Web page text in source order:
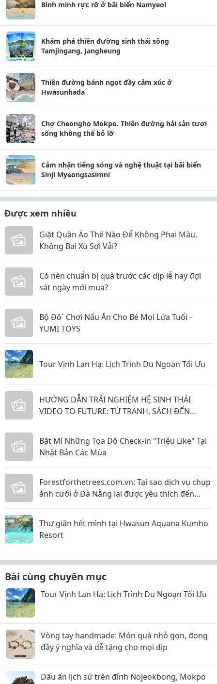
Bình minh rực rỡ ở bãi biển Namyeol
Khám phá thiên đường sinh thái sông
Tamjingang, Jangheung
Thiên đường bánh ngọt đầy cảm xúc ở
Hwasunhada
Chợ Cheongho Mokpo. Thiên đường hải sản tươi
sống không thể bỏ lỡ
Cảm nhận tiếng sóng và nghệ thuật tại bãi biển
Sinji Myeongsasimni
Được xem nhiều
Giặt Quần Áo Thế Nào Để Không Phai Màu,
Không Bai Xù Sợi Vải?
Có nên chuẩn bị quà trước các dịp lễ hay đợi
sát ngày mới mua?
Bộ Đô` Chơi Nấu Ăn Cho Bé Mọi Lứa Tuổi -
YUMI TOYS
Tour Vịnh Lan Hạ: Lịch Trình Du Ngoạn Tối Ưu
HƯỚNG DẪN TRẢI NGHIỆM HỆ SINH THÁI
VIDEO TO FUTURE: TỪ TRANH, SÁCH ĐẾN
Bật Mí Những Tọa Độ Check-in "Triệu Like" Tại
Nhật Bản Các Mùa
Forestforthetrees.com.vn: Tại sao dịch vụ chụp
ảnh cưới ở Đà Nẵng lại được yêu thích đến
Thư giãn hết mình tại Hwasun Aquana Kumho
Resort
Bài cùng chuyên mục
Tour Vịnh Lan Hạ: Lịch Trình Du Ngoạn Tối Ưu
Vòng tay handmade: Món quà nhỏ gọn, đong
đầy ý nghĩa và dễ tặng cho mọi dịp
Dấu ấn lịch sử trên đỉnh Nojeokbong, Mokpo